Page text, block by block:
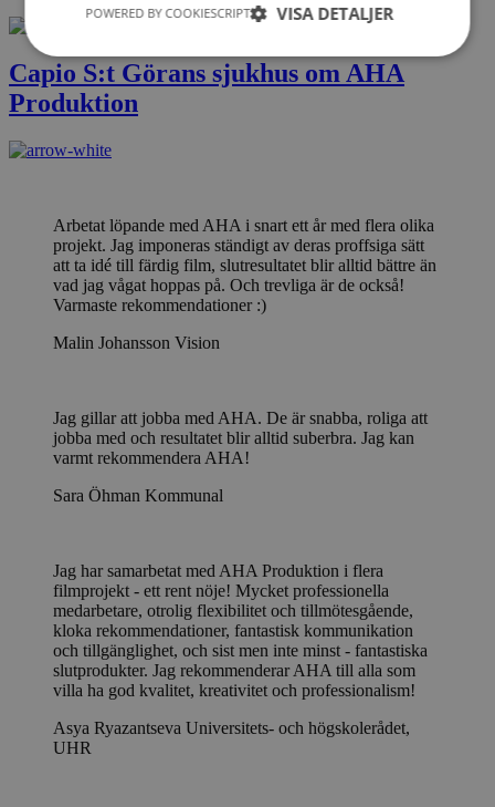
Capio S:t Görans sjukhus om AHA
Produktion
Arbetat löpande med AHA i snart ett år med flera olika
projekt. Jag imponeras ständigt av deras proffsiga sätt
att ta idé till färdig film, slutresultatet blir alltid bättre än
vad jag vågat hoppas på. Och trevliga är de också!
Varmaste rekommendationer :)
Malin Johansson Vision
Jag gillar att jobba med AHA. De är snabba, roliga att
jobba med och resultatet blir alltid suberbra. Jag kan
varmt rekommendera AHA!
Sara Öhman Kommunal
Jag har samarbetat med AHA Produktion i flera
filmprojekt - ett rent nöje! Mycket professionella
medarbetare, otrolig flexibilitet och tillmötesgående,
kloka rekommendationer, fantastisk kommunikation
och tillgänglighet, och sist men inte minst - fantastiska
slutprodukter. Jag rekommenderar AHA till alla som
villa ha god kvalitet, kreativitet och professionalism!
Asya Ryazantseva Universitets- och högskolerådet,
UHR
VISA DETALJER
POWERED BY COOKIESCRIPT